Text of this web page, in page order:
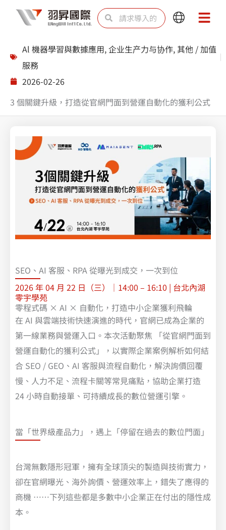
SearchSearch
Main
Main
Al 機器學習與數據應用,企业生产力与协作, 其他 / 加值
服務
2026-02-26
3 個關鍵升級，打造從官網門面到營運自動化的獲利公式
SEO、AI 客服、RPA 從曝光到成交，一次到位
2026 年 04 月 22 日（三）｜14:00 – 16:10 | 台北內湖
零宇學苑
零程式碼 × AI × 自動化，打造中小企業獲利飛輪
在 AI 與雲端技術快速演進的時代，官網已成為企業的
第一線業務與營運入口。本次活動聚焦 「從官網門面到
營運自動化的獲利公式」，以實際企業案例解析如何結
合 SEO / GEO、AI 客服與流程自動化，解決詢價回覆
慢、人力不足、流程卡關等常見痛點，協助企業打造
24 小時自動接單、可持續成長的數位營運引擎。
當「世界級產品力」，遇上「停留在過去的數位門面」
台灣無數隱形冠軍，擁有全球頂尖的製造與技術實力，
卻在官網曝光、海外詢價、營運效率上，錯失了應得的
商機 ……下列這些都是多數中小企業正在付出的隱性成
本。